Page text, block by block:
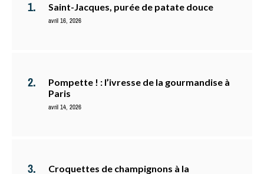
Saint-Jacques, purée de patate douce
avril 16, 2026
Pompette ! : l’ivresse de la gourmandise à
Paris
avril 14, 2026
Croquettes de champignons à la